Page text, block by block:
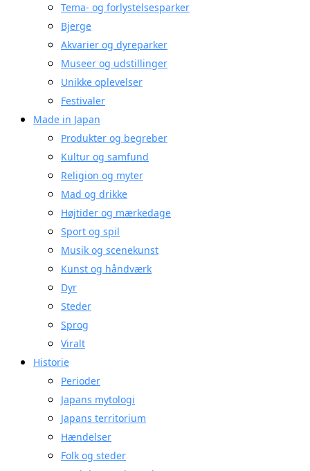
Tema- og forlystelsesparker
Bjerge
Akvarier og dyreparker
Museer og udstillinger
Unikke oplevelser
Festivaler
Made in Japan
Produkter og begreber
Kultur og samfund
Religion og myter
Mad og drikke
Højtider og mærkedage
Sport og spil
Musik og scenekunst
Kunst og håndværk
Dyr
Steder
Sprog
Viralt
Historie
Perioder
Japans mytologi
Japans territorium
Hændelser
Folk og steder